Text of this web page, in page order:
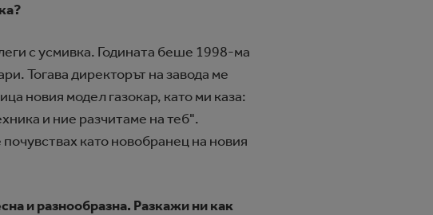
с усмивка. Годината беше 1998-ма
Тогава директорът на завода ме
новия модел газокар, като ми каза:
и ние разчитаме на теб".
като новобранец на новия
и разнообразна. Разкажи ни как